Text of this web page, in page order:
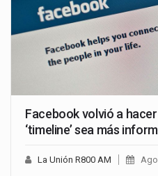
Facebook volvió a
‘timeline’ sea más
La Unión R800 AM